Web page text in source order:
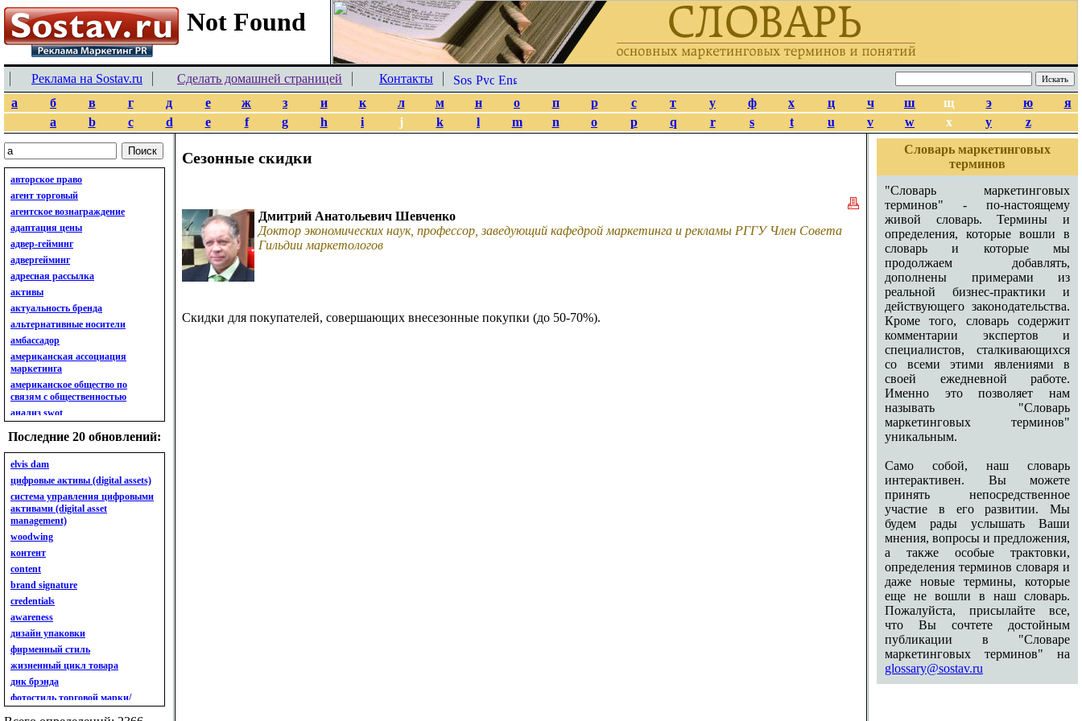
Реклама на Sostav.ru Сделать домашней страницей
Контакты
а
б в г д е ж з и к л м н о п р с т у ф х ц ч ш щ э ю
я
a
b c d e f g h i j k l m n o p q r s t u v w x y z
авторское право
агент торговый
агентское вознаграждение
адаптация цены
адвер-гейминг
адвергейминг
адресная рассылка
активы
актуальность бренда
альтернативные носители
амбассадор
американская ассоциация
маркетинга
американское общество по
связям с общественностью
анализ swot
анализ бизнес-портфеля
анализ имиджа
анализ кластерный
анализ конкурентов
анализ кросс-культурных
особенностей
анализ мак кинси «7s»
анализ макросистемы
анализ маркетинговый
анализ рынка
анализ ситуационный
анализ экспертный
индивидуальный
анкета
ассортимент
ассортимент товарный.
планирование товарного
ассортимента
ассортимент. глубина
Последние 20 обновлений:
elvis dam
цифровые активы (digital assets)
система управления цифровыми
активами (digital asset
management)
woodwing
контент
content
brand signature
credentials
awareness
дизайн упаковки
фирменный стиль
жизненный цикл товара
днк брэнда
фотостиль торговой марки/
линейки продукции
Сезонные скидки
Дмитрий Анатольевич Шевченко
Доктор экономических наук, профессор, заведующий кафедрой маркетинга и рекламы РГГУ Член Совета
Гильдии маркетологов
Скидки для покупателей, совершающих внесезонные покупки (до 50-70%).
Словарь маркетинговых
терминов
"Словарь маркетинговых
терминов" - по-настоящему
живой словарь. Термины и
определения, которые вошли в
словарь и которые мы
продолжаем добавлять,
дополнены примерами из
реальной бизнес-практики и
действующего законодательства.
Кроме того, словарь содержит
комментарии экспертов и
специалистов, сталкивающихся
со всеми этими явлениями в
своей ежедневной работе.
Именно это позволяет нам
называть "Словарь
маркетинговых терминов"
уникальным.
Само собой, наш словарь
интерактивен. Вы можете
принять непосредственное
участие в его развитии. Мы
будем рады услышать Ваши
мнения, вопросы и предложения,
а также особые трактовки,
определения терминов словаря и
даже новые термины, которые
еще не вошли в наш словарь.
Пожалуйста, присылайте все,
что Вы сочтете достойным
публикации в "Словаре
маркетинговых терминов" на
glossary@sostav.ru